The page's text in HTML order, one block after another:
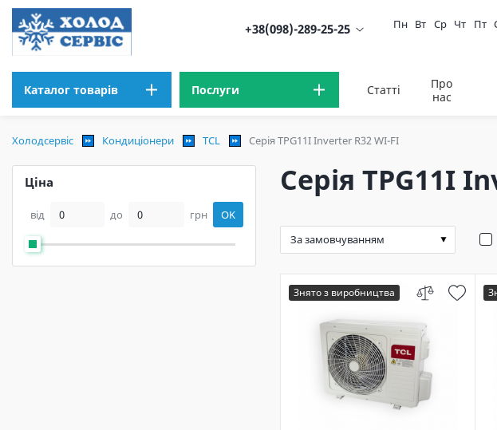
+38(098)-289-25-25 Пн Вт Ср Чт Пт
Каталог товарів Послуги Статті
Про
нас
Холодсервіс Кондиціонери TCL Серія TPG11I Inverter R32 WI-FI
Ціна
від до грн OK
Серія TPG11I
Знято з виробництва